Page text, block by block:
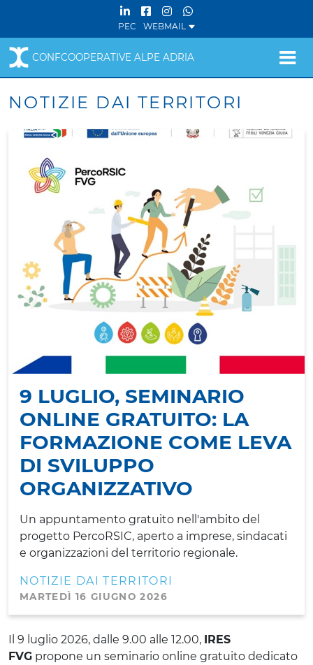
PEC WEBMAIL
CONFCOOPERATIVE ALPE ADRIA
NOTIZIE DAI TERRITORI
9 LUGLIO, SEMINARIO
ONLINE GRATUITO: LA
FORMAZIONE COME LEVA
DI SVILUPPO
ORGANIZZATIVO
Un appuntamento gratuito nell'ambito del
progetto PercoRSIC, aperto a imprese, sindacati
e organizzazioni del territorio regionale.
NOTIZIE DAI TERRITORI
MARTEDÌ 16 GIUGNO 2026
Il 9 luglio 2026, dalle 9.00 alle 12.00, IRES
FVG propone un seminario online gratuito dedicato